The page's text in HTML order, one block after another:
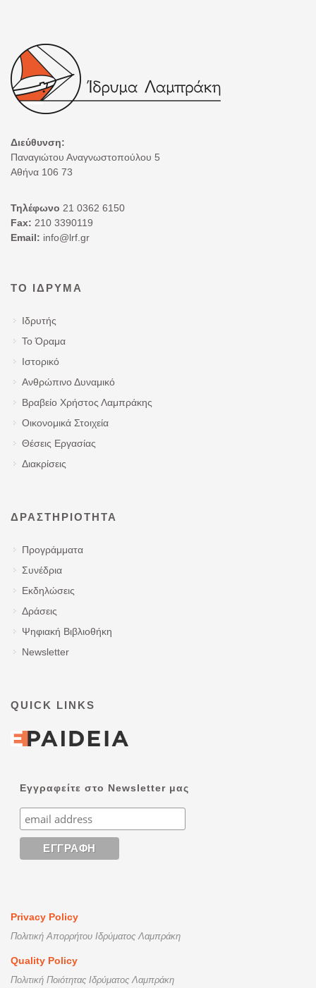
Διεύθυνση:
Παναγιώτου Αναγνωστοπούλου 5
Αθήνα 106 73
Τηλέφωνο 21 0362 6150
Fax: 210 3390119
Email: info@lrf.gr
ΤΟ ΊΔΡΥΜΑ
Ιδρυτής
Το Όραμα
Ιστορικό
Ανθρώπινο Δυναμικό
Βραβείο Χρήστος Λαμπράκης
Οικονομικά Στοιχεία
Θέσεις Εργασίας
Διακρίσεις
ΔΡΑΣΤΗΡΙΌΤΗΤΑ
Προγράμματα
Συνέδρια
Εκδηλώσεις
Δράσεις
Ψηφιακή Βιβλιοθήκη
Newsletter
QUICK LINKS
Εγγραφείτε στο Newsletter μας
Privacy Policy
Πολιτική Απορρήτου Ιδρύματος Λαμπράκη
Quality Policy
Πολιτική Ποιότητας Ιδρύματος Λαμπράκη